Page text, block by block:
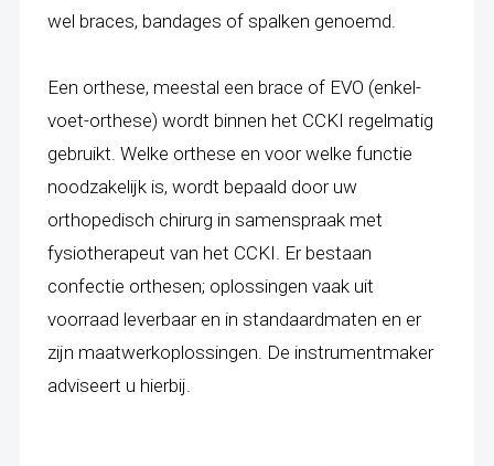
wel braces, bandages of spalken genoemd.
Een orthese, meestal een brace of EVO (enkel-
voet-orthese) wordt binnen het CCKI regelmatig
gebruikt. Welke orthese en voor welke functie
noodzakelijk is, wordt bepaald door uw
orthopedisch chirurg in samenspraak met
fysiotherapeut van het CCKI. Er bestaan
confectie orthesen; oplossingen vaak uit
voorraad leverbaar en in standaardmaten en er
zijn maatwerkoplossingen. De instrumentmaker
adviseert u hierbij.